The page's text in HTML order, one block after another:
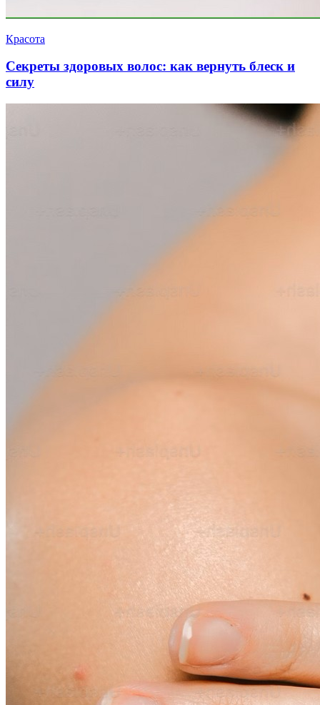
Красота
Секреты здоровых волос: как вернуть блеск и
силу